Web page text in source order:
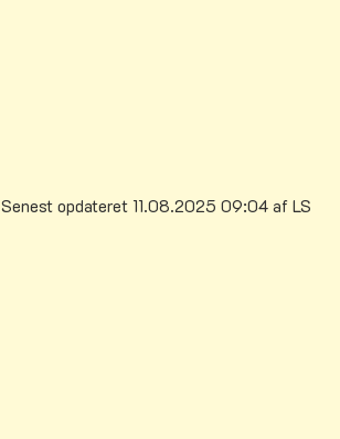
Senest opdateret 11.08.2025 09:04 af LS